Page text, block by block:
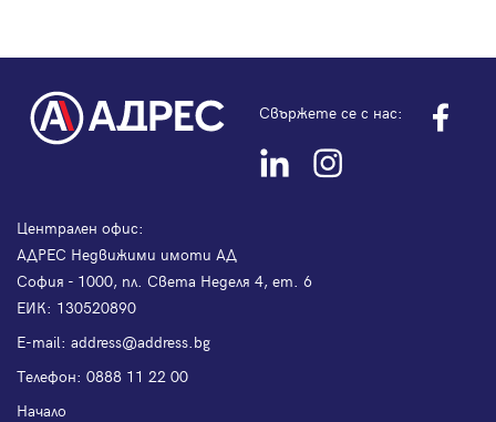
Свържете се с нас:
Централен офис:
АДРЕС Недвижими имоти АД
София - 1000, пл. Света Неделя 4, ет. 6
ЕИК: 130520890
Е-mail: address@address.bg
Телефон: 0888 11 22 00
Начало